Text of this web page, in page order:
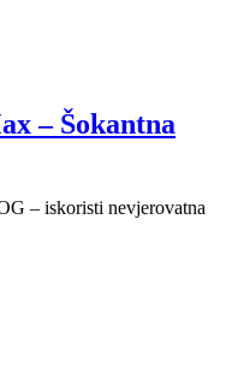
– Šokantna
– iskoristi nevjerovatna